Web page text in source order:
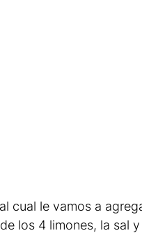
cual le vamos a
los 4 limones, la sal y